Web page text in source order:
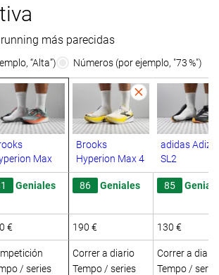
más parecidas
“Alta”) Números (por ejemplo, "73 %")
Max
Brooks
Hyperion Max 4
adidas
SL2
Geniales 86 Geniales 85
€ 190 € 130 €
/ series
Correr a diario
Tempo / series
Correr a diario
Tempo /